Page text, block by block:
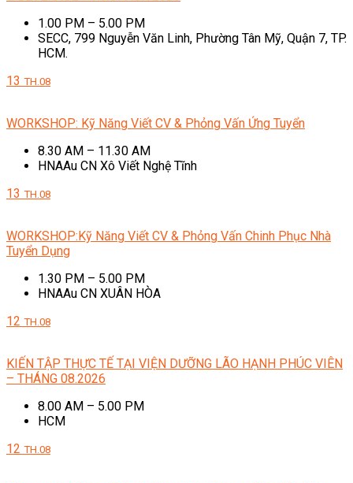
1.00 PM – 5.00 PM
SECC, 799 Nguyễn Văn Linh, Phường Tân Mỹ, Quận 7, TP.
HCM.
13 TH.08
WORKSHOP: Kỹ Năng Viết CV & Phỏng Vấn Ứng Tuyển
8.30 AM – 11.30 AM
HNAAu CN Xô Viết Nghệ Tĩnh
13 TH.08
WORKSHOP:Kỹ Năng Viết CV & Phỏng Vấn Chinh Phục Nhà
Tuyển Dụng
1.30 PM – 5.00 PM
HNAAu CN XUÂN HÒA
12 TH.08
KIẾN TẬP THỰC TẾ TẠI VIỆN DƯỠNG LÃO HẠNH PHÚC VIÊN
– THÁNG 08.2026
8.00 AM – 5.00 PM
HCM
12 TH.08